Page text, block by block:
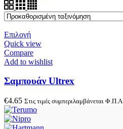
Επιλογή
Quick view
Compare
Add to wishlist
Σαμπουάν Ultrex
€4.65 Στις τιμές συμπεριλαμβάνεται Φ.Π.Α